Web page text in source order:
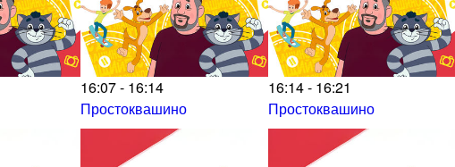
16:07 - 16:14
Простоквашино
16:14 - 16:21
Простоквашино